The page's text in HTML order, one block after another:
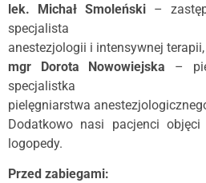
lek. Michał Smoleński –
specjalista
anestezjologii i intensywnej terapii,
mgr Dorota Nowowiejska –
specjalistka
pielęgniarstwa
Dodatkowo nasi pacjenci
logopedy.
Przed zabiegami: